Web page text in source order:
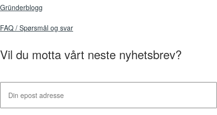
Consulting
Consulting
Consulting
Gründerblogg
FAQ / Spørsmål og svar
Vil du motta vårt neste nyhetsbrev?